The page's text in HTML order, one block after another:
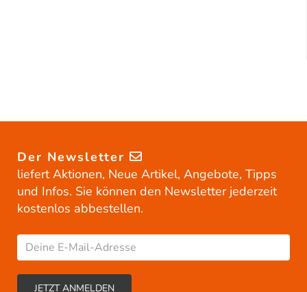
Der Newsletter
liefert Aktionen, Neue Artikel, Angebote, Tipps
und Infos. Sie können den Newsletter jederzeit
kostenlos abbestellen.